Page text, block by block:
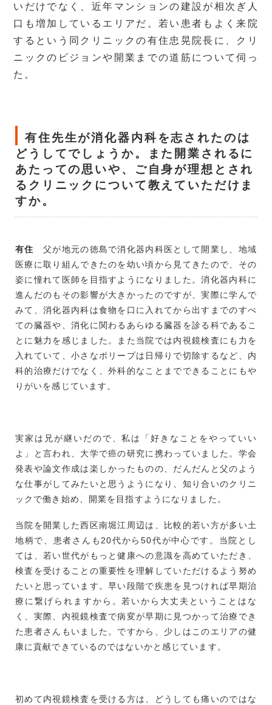
いだけでなく、近年マンションの建設が相次ぎ人
口も増加しているエリアだ。若い患者もよく来院
するという同クリニックの有住忠晃院長に、クリ
ニックのビジョンや開業までの道筋について伺っ
た。
有住先生が消化器内科を志されたのは
どうしてでしょうか。また開業されるに
あたっての思いや、ご自身が理想とされ
るクリニックについて教えていただけま
すか。
有住
父が地元の徳島で消化器内科医として開業し、地域
医療に取り組んできたのを幼い頃から見てきたので、その
姿に憧れて医師を目指すようになりました。消化器内科に
進んだのもその影響が大きかったのですが、実際に学んで
みて、消化器内科は食物を口に入れてから出すまでのすべ
ての臓器や、消化に関わるあらゆる臓器を診る科であるこ
とに魅力を感じました。また当院では内視鏡検査にも力を
入れていて、小さなポリープは日帰りで切除するなど、内
科的治療だけでなく、外科的なことまでできることにもや
りがいを感じています。
実家は兄が継いだので、私は「好きなことをやっていい
よ」と言われ、大学で癌の研究に携わっていました。学会
発表や論文作成は楽しかったものの、だんだんと父のよう
な仕事がしてみたいと思うようになり、知り合いのクリニ
ックで働き始め、開業を目指すようになりました。
当院を開業した西区南堀江周辺は、比較的若い方が多い土
地柄で、患者さんも20代から50代が中心です。当院とし
ては、若い世代がもっと健康への意識を高めていただき、
検査を受けることの重要性を理解していただけるよう努め
たいと思っています。早い段階で疾患を見つければ早期治
療に繋げられますから。若いから大丈夫ということはな
く、実際、内視鏡検査で病変が早期に見つかって治療でき
た患者さんもいました。ですから、少しはこのエリアの健
康に貢献できているのではないかと感じています。
初めて内視鏡検査を受ける方は、どうしても痛いのではな